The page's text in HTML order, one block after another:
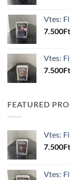
Vtes:
7.500Ft
Vtes:
7.500Ft
FEATURED
Vtes:
7.500Ft
Vtes: